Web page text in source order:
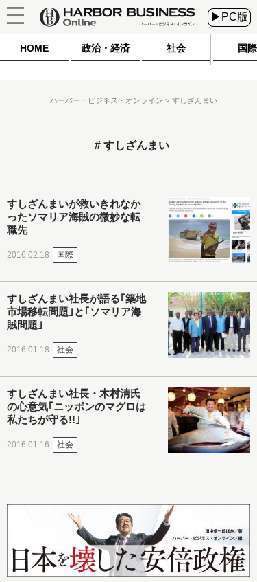
▶PC版
HOME 政治・経済 社会 国際
ハーバー・ビジネス・オンライン すしざんまい
すしざんまい
すしざんまいが救いきれなか
ったソマリア海賊の微妙な転
職先
2016.02.18 国際
すしざんまい社長が語る｢築地
市場移転問題｣と｢ソマリア海
賊問題｣
2016.01.18 社会
すしざんまい社長・木村清氏
の心意気｢ニッポンのマグロは
私たちが守る!!｣
2016.01.16 社会